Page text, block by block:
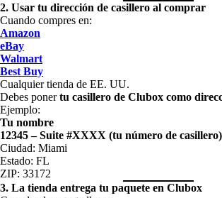
2. Usar tu dirección de casillero al comprar
Cuando compres en:
Amazon
eBay
Walmart
Best Buy
Cualquier tienda de EE. UU.
Debes ponertu casillero de Clubox como
Ejemplo:
Tu nombre
12345 – Suite #XXXX (tu número de casillero)
Ciudad: Miami
Estado: FL
ZIP: 33172
3. La tienda entrega tu paquete en Clubox